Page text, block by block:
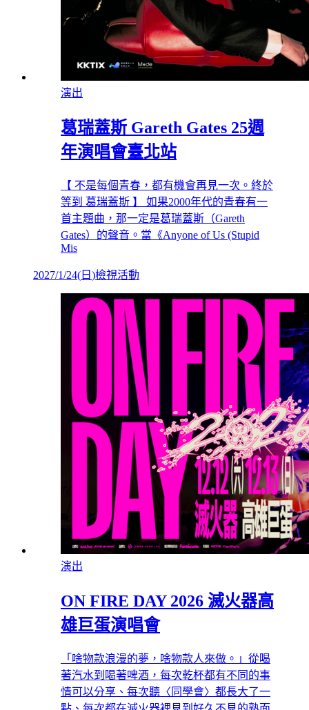
演出
葛瑞蓋斯 Gareth Gates 25週
年演唱會臺北站
【 不是每個青春，都有機會再見一次。終於
等到 葛瑞蓋斯 】 如果2000年代的青春有一
首主題曲，那一定是葛瑞蓋斯（Gareth
Gates）的聲音。當《Anyone of Us (Stupid
Mis
2027/1/24( 日 )檢視活動
演出
ON FIRE DAY 2026 滅火器高
雄巨蛋演唱會
「啥物款浪漫的夢，啥物款人來做。」從喝
著汽水到喝著啤酒，每次乾杯都有不同的事
情可以分享、每次聽〈同學會〉都長大了一